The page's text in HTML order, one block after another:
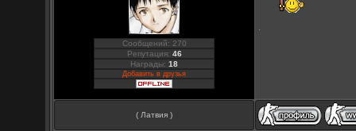
Сообщений: 270
Репутация: 46
Награды:18
Добавить в друзья
( Латвия )